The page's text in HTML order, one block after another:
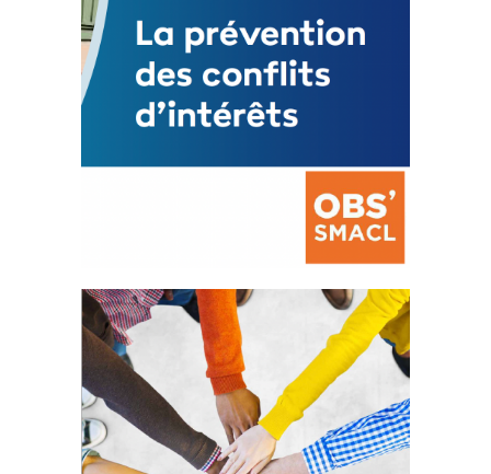
La prévention des conflits
d’intérêts
18 septembre 2023
FEUILLETER